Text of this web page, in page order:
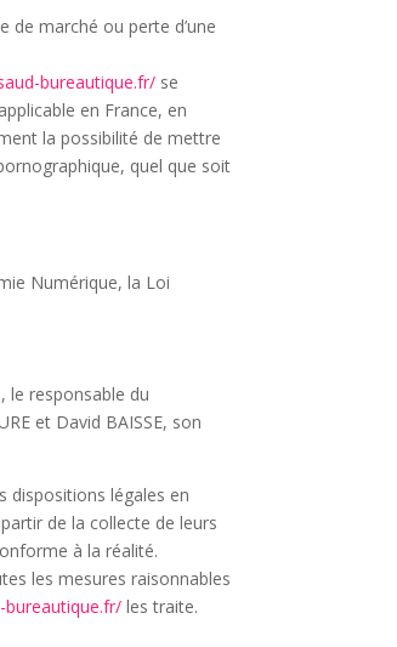
de marché ou perte d’une
bureautique.fr/ se
en France, en
la possibilité de mettre
quel que soit
Numérique, la Loi
le responsable du
et David BAISSE, son
dispositions légales en
de la collecte de leurs
à la réalité.
les mesures raisonnables
les traite.